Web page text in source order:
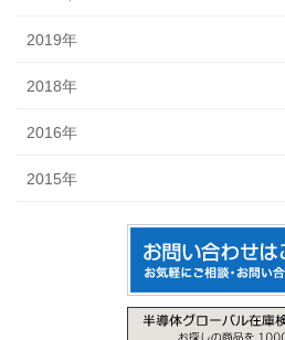
2019年
2018年
2016年
2015年